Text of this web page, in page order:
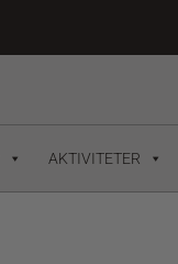
AKTIVITETER